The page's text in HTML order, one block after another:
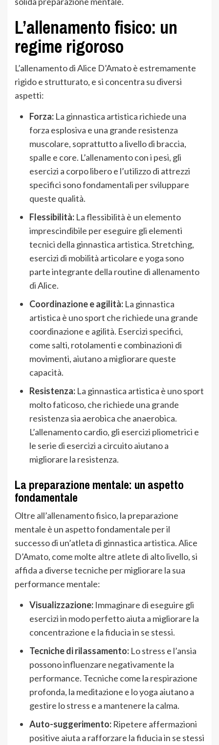
L’allenamento fisico: un
regime rigoroso
L’allenamento di Alice D’Amato è estremamente
rigido e strutturato, e si concentra su diversi
aspetti:
Forza: La ginnastica artistica richiede una
forza esplosiva e una grande resistenza
muscolare, soprattutto a livello di braccia,
spalle e core. L’allenamento con i pesi, gli
esercizi a corpo libero e l’utilizzo di attrezzi
specifici sono fondamentali per sviluppare
queste qualità.
Flessibilità: La flessibilità è un elemento
imprescindibile per eseguire gli elementi
tecnici della ginnastica artistica. Stretching,
esercizi di mobilità articolare e yoga sono
parte integrante della routine di allenamento
di Alice.
Coordinazione e agilità: La ginnastica
artistica è uno sport che richiede una grande
coordinazione e agilità. Esercizi specifici,
come salti, rotolamenti e combinazioni di
movimenti, aiutano a migliorare queste
capacità.
Resistenza: La ginnastica artistica è uno sport
molto faticoso, che richiede una grande
resistenza sia aerobica che anaerobica.
L’allenamento cardio, gli esercizi pliometrici e
le serie di esercizi a circuito aiutano a
migliorare la resistenza.
La preparazione mentale: un aspetto
fondamentale
Oltre all’allenamento fisico, la preparazione
mentale è un aspetto fondamentale per il
successo di un’atleta di ginnastica artistica. Alice
D’Amato, come molte altre atlete di alto livello, si
affida a diverse tecniche per migliorare la sua
performance mentale:
Visualizzazione: Immaginare di eseguire gli
esercizi in modo perfetto aiuta a migliorare la
concentrazione e la fiducia in se stessi.
Tecniche di rilassamento: Lo stress e l’ansia
possono influenzare negativamente la
performance. Tecniche come la respirazione
profonda, la meditazione e lo yoga aiutano a
gestire lo stress e a mantenere la calma.
Auto-suggerimento: Ripetere affermazioni
positive aiuta a rafforzare la fiducia in se stessi